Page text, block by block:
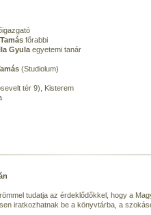
főrabbi
Gyula egyetemi tanár
(Studiolum)
tér 9), Kisterem
tudatja az érdeklődőkkel, hogy a
iratkozhatnak be a könyvtárba, a